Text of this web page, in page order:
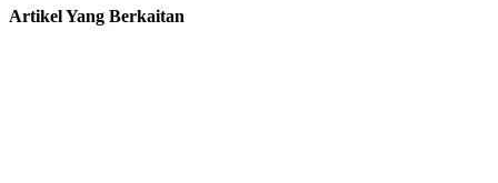
Artikel Yang Berkaitan